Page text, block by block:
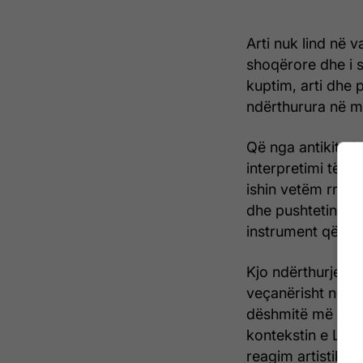
Arti nuk lind në
shoqërore dhe i
kuptim, arti dhe
ndërthurura në
Që nga
interpretimi të
ishin vetëm
dhe pushtetin.
instrument që
Kjo ndërthurje
veçanërisht në
dëshmitë më të
kontekstin e
reagim artistik,